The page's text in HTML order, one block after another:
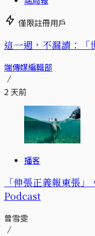
僅限註冊用戶
這一週，不漏讀：「
端傳媒編輯部
2 天前
播客
「伸張正義報東張
Podcast
曾雪雯